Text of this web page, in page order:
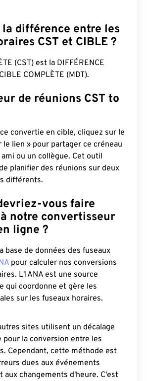
différence entre les
CST et CIBLE ?
(CST) est la DIFFÉRENCE
COMPLÈTE (MDT).
de réunions CST to
convertie en cible, cliquez sur le
le lien » pour partager ce créneau
ou un collègue. Cet outil
planifier des réunions sur deux
différents.
vous faire
notre convertisseur
ligne ?
base de données des fuseaux
pour calculer nos conversions
L'IANA est une source
qui coordonne et gère les
sur les fuseaux horaires.
sites utilisent un décalage
pour la conversion entre les
Cependant, cette méthode est
dues aux événements
aux changements d'heure. C'est